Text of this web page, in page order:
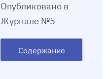
Опубликовано в
Журнале №5
Содержание